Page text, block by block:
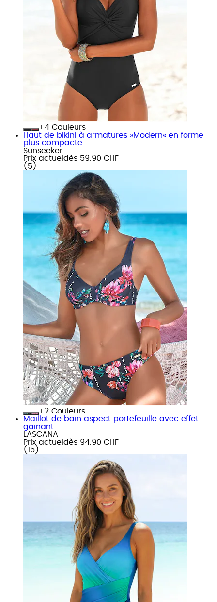
+
Couleurs
Haut de bikini à armatures »Modern« en forme
plus compacte
Sunseeker
Prix actuel dès 59.90 CHF
( 5 )
+
Couleurs
Maillot de bain aspect portefeuille avec effet
gainant
LASCANA
Prix actuel dès 94.90 CHF
( 16 )